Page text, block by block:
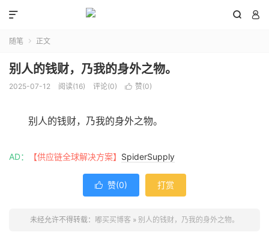
 

随笔  正文
别人的钱财，乃我的身外之物。
2025-07-12 阅读(16) 评论(0)  赞(0)
别人的钱财，乃我的身外之物。
AD： 【供应链全球解决方案】 SpiderSupply
 赞(0) 打赏
未经允许不得转载： 嘟买买博客 » 别人的钱财，乃我的身外之物。